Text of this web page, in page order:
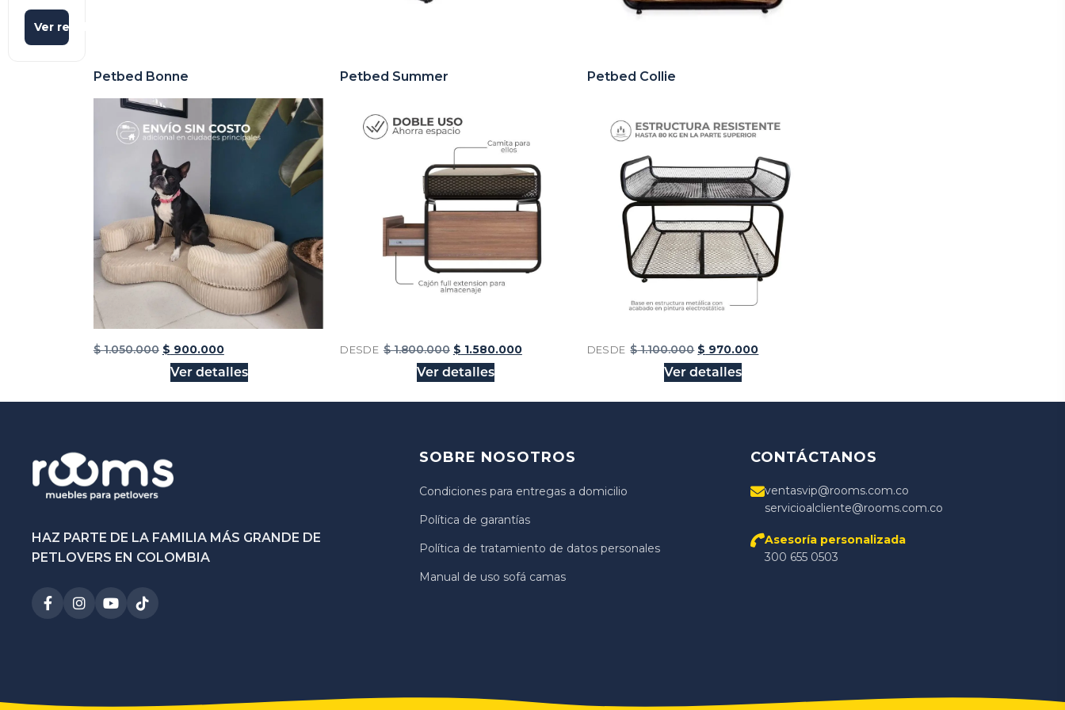
Ver resultados
Petbed Bonne
$1.050.000 $ 900.000
Ver detalles
Petbed Summer
DESDE $1.800.000 $ 1.580.000
Ver detalles
Petbed Collie
DESDE $1.100.000 $ 970.000
Ver detalles
HAZ PARTE DE LA FAMILIA MÁS GRANDE DE
PETLOVERS EN COLOMBIA
SOBRE NOSOTROS
Condiciones para entregas a domicilio
Política de garantías
Política de tratamiento de datos personales
Manual de uso sofá camas
CONTÁCTANOS
ventasvip@rooms.com.co
servicioalcliente@rooms.com.co
Asesoría personalizada
300 655 0503